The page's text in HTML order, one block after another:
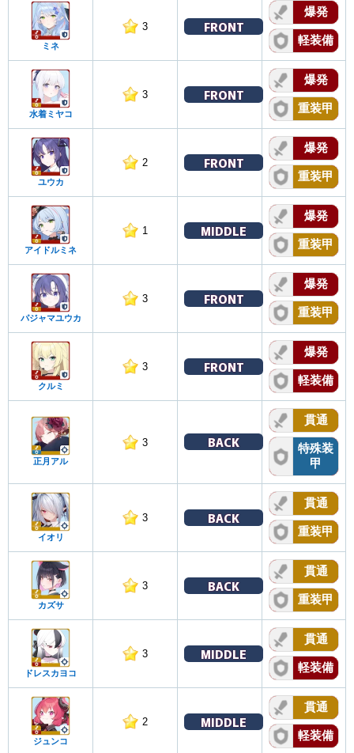
ミネ
3 FRONT
爆発
軽装備
水着ミヤコ
3 FRONT
爆発
重装甲
ユウカ
2 FRONT
爆発
重装甲
アイドルミネ
1 MIDDLE
爆発
重装甲
パジャマユウカ
3 FRONT
爆発
重装甲
クルミ
3 FRONT
爆発
軽装備
正月アル
3 BACK
貫通
特殊装
甲
イオリ
3 BACK
貫通
重装甲
カズサ
3 BACK
貫通
重装甲
ドレスカヨコ
3 MIDDLE
貫通
軽装備
ジュンコ
2 MIDDLE
貫通
軽装備